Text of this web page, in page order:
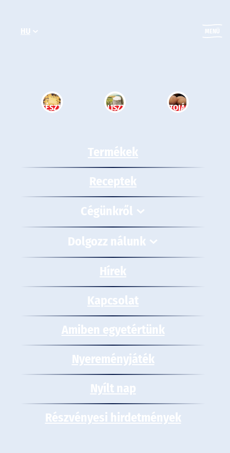
tartalomhoz
HU MENÜ
TÉSZTA LISZT TOJÁS
Termékek
Receptek
Cégünkről
Dolgozz nálunk
Hírek
Kapcsolat
Amiben egyetértünk
Nyereményjáték
Nyílt nap
Részvényesi hirdetmények